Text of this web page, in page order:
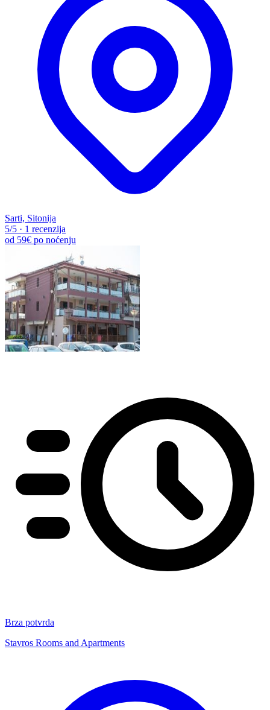
Sarti, Sitonija
5/5 · 1 recenzija
od 59€ po noćenju
Brza potvrda
Stavros Rooms and Apartments